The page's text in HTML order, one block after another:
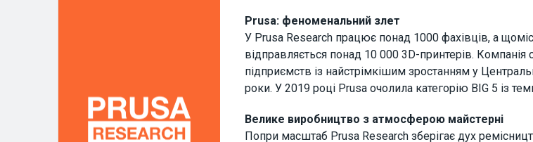
Prusa: феноменальний злет
У Prusa Research працює понад 1000 фахівців, а
відправляється понад 10 000 3D-принтерів.
підприємств із найстрімкішим зростанням у
роки. У 2019 році Prusa очолила категорію BIG 5 із
Велике виробництво з атмосферою майстерні
Попри масштаб Prusa Research зберігає дух